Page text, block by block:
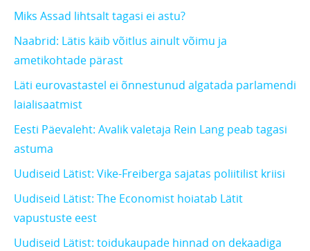
Miks Assad lihtsalt tagasi ei astu?
Naabrid: Lätis käib võitlus ainult võimu ja
ametikohtade pärast
Läti eurovastastel ei õnnestunud algatada parlamendi
laialisaatmist
Eesti Päevaleht: Avalik valetaja Rein Lang peab tagasi
astuma
Uudiseid Lätist: Vike-Freiberga sajatas poliitilist kriisi
Uudiseid Lätist: The Economist hoiatab Lätit
vapustuste eest
Uudiseid Lätist: toidukaupade hinnad on dekaadiga